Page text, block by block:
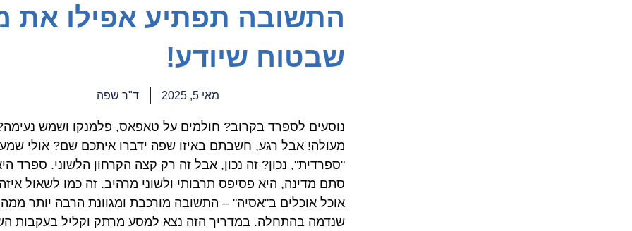
התשובה תפתיע אפילו את
שבטוח שיודע!
מאי 5, 2025 ד"ר שפה
נוסעים לספרד בקרוב? חולמים על טאפאס, פלמנקו ושמש
מעולה! אבל רגע, חשבתם באיזו שפה ידברו איתכם שם? אולי
"ספרדית", נכון? זה נכון, אבל זה רק קצה הקרחון הלשוני. ספרד
סתם מדינה, היא פסיפס תרבותי ולשוני מרהיב. זה כמו לשאול איזה
אוכל אוכלים ב"אסיה" – התשובה מורכבת ומגוונת הרבה יותר ממה
שנדמה בהתחלה. במדריך הזה נצא למסע מרתק וקליל בעקבות